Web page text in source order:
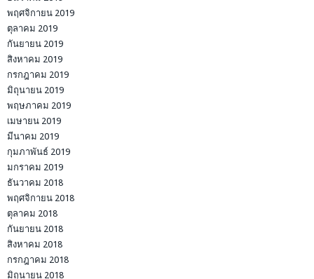
พฤศจิกายน 2019
ตุลาคม 2019
กันยายน 2019
สิงหาคม 2019
กรกฎาคม 2019
มิถุนายน 2019
พฤษภาคม 2019
เมษายน 2019
มีนาคม 2019
กุมภาพันธ์ 2019
มกราคม 2019
ธันวาคม 2018
พฤศจิกายน 2018
ตุลาคม 2018
กันยายน 2018
สิงหาคม 2018
กรกฎาคม 2018
มิถุนายน 2018